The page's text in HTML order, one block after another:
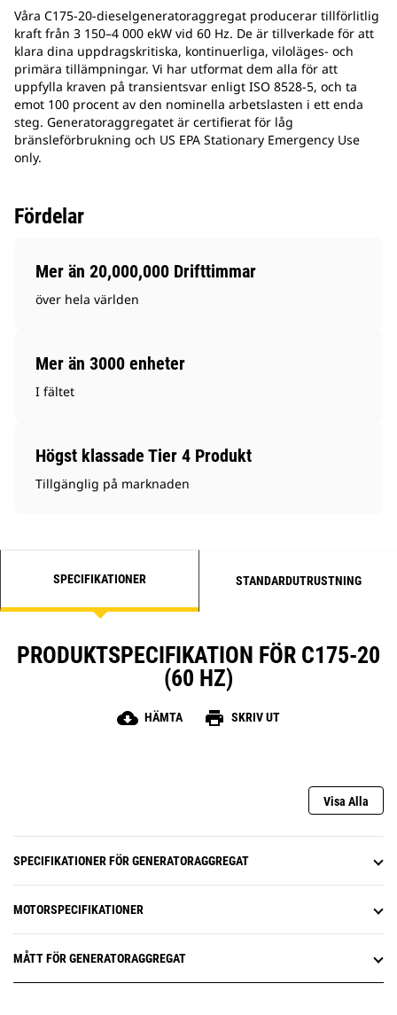
Våra C175-20-dieselgeneratoraggregat producerar tillförlitlig
kraft från 3 150–4 000 ekW vid 60 Hz. De är tillverkade för att
klara dina uppdragskritiska, kontinuerliga, viloläges- och
primära tillämpningar. Vi har utformat dem alla för att
uppfylla kraven på transientsvar enligt ISO 8528-5, och ta
emot 100 procent av den nominella arbetslasten i ett enda
steg. Generatoraggregatet är certifierat för låg
bränsleförbrukning och US EPA Stationary Emergency Use
only.
Fördelar
Mer än 20,000,000 Drifttimmar
över hela världen
Mer än 3000 enheter
I fältet
Högst klassade Tier 4 Produkt
Tillgänglig på marknaden
SPECIFIKATIONER STANDARDUTRUSTNING
PRODUKTSPECIFIKATION FÖR C175-20
(60 HZ)
cloud_download HÄMTA print SKRIV UT
Visa Alla
SPECIFIKATIONER FÖR GENERATORAGGREGAT
MOTORSPECIFIKATIONER
MÅTT FÖR GENERATORAGGREGAT